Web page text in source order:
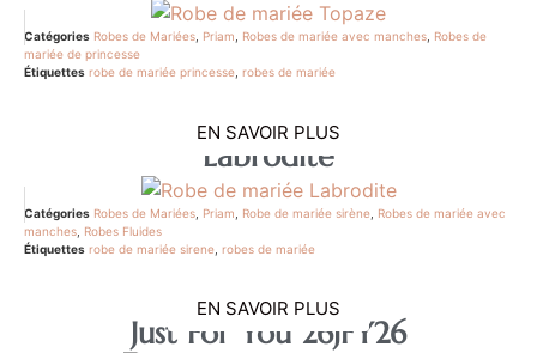
Catégories Robes de Mariées Priam Robes de mariée avec manches Robes de
mariée de princesse
Étiquettes robe de mariée princesse robes de mariée
Labrodite
EN SAVOIR PLUS
Catégories Robes de Mariées Priam Robe de mariée sirène Robes de mariée avec
manches Robes Fluides
Étiquettes robe de mariée sirene robes de mariée
Just For You 26JFY26
EN SAVOIR PLUS